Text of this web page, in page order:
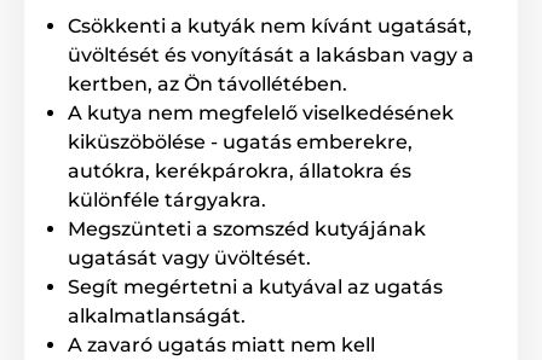
Kutyafajta
A Dogtrace D-Mute erősebb
impulzusszinttel rendelkezik, ezért kiváló
választás
nagyobb, temperamentumos
kutyafajták számára
, mint például: rottweiler, pitbull,
német dog stb.
A nyakörv hossza
A csomag tartalmaz egy strapabíró,
állítható és kényelmes nyakörvet, amelyet
a kutya könnyedén visel. A nyakörv
Csökkenti a kutyák nem kívánt ugatását,
üvöltését és vonyítását a lakásban vagy a
kertben, az Ön távollétében.
A kutya nem megfelelő viselkedésének
kiküszöbölése - ugatás emberekre,
autókra, kerékpárokra, állatokra és
különféle tárgyakra.
Megszünteti a szomszéd kutyájának
ugatását vagy üvöltését.
Segít megértetni a kutyával az ugatás
alkalmatlanságát.
A zavaró ugatás miatt nem kell